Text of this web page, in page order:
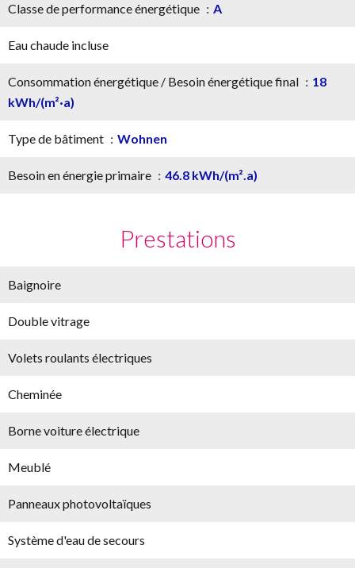
Classe de performance énergétique A
Eau chaude incluse
Consommation énergétique / Besoin énergétique final
18
kWh/(m²·a)
Type de bâtiment Wohnen
Besoin en énergie primaire 46.8 kWh/(m².a)
Prestations
Baignoire
Double vitrage
Volets roulants électriques
Cheminée
Borne voiture électrique
Meublé
Panneaux photovoltaïques
Système d'eau de secours